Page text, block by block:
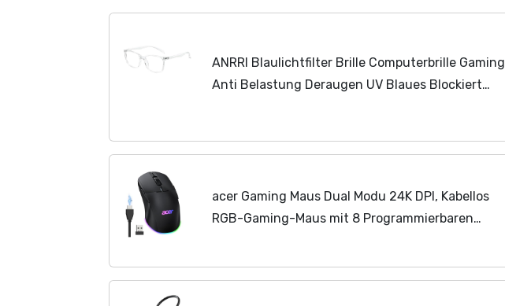
ANRRI Blaulichtfilter Brille Computerbrille Gaming
Anti Belastung Deraugen UV Blaues Blockiert
acer Gaming Maus Dual Modu 24K DPI, Kabellos
RGB-Gaming-Maus mit 8 Programmierbaren